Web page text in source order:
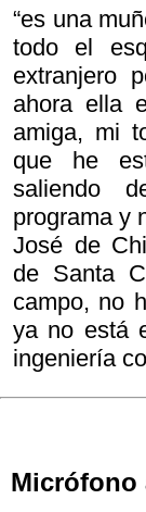
“es una
todo el
extranjero
ahora ella
amiga, mi
que he
saliendo
programa y
José de
de Santa
campo, no
ya no está
ingeniería
Micrófono